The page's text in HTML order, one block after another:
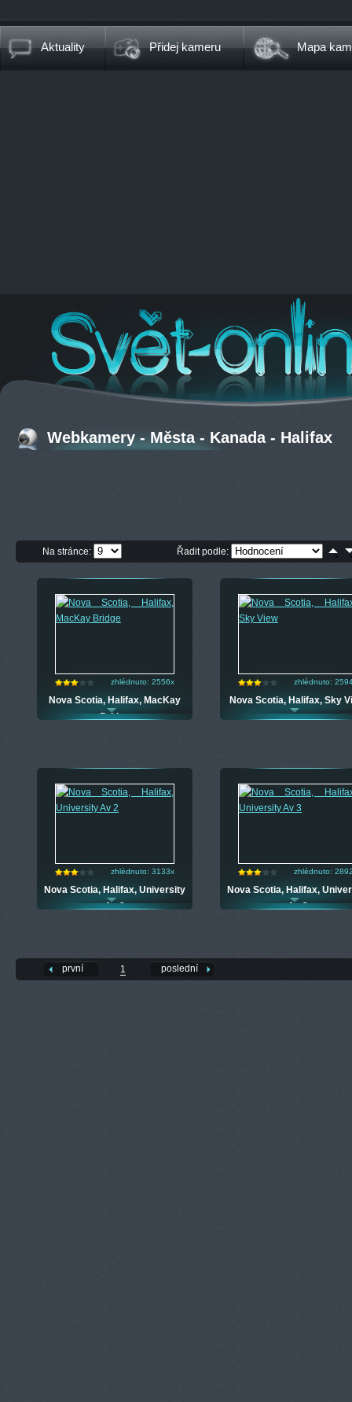
Aktuality Přidej kameru Mapa
Webkamery - Města - Kanada - Halifax
Na stránce: Řadit podle:
zhlédnuto: 2556x
Nova Scotia, Halifax, MacKay
Bridge
zhlédnuto:
Nova Scotia, Halifax, Sky
zhlédnuto: 3133x
Nova Scotia, Halifax, University
Av 2
zhlédnuto:
Nova Scotia, Halifax,
Av 3
první 1 poslední